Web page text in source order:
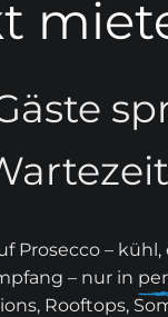
Prosecco –
– nur in
Rooftops,